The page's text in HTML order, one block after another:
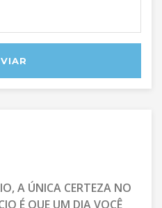
A ÚNICA CERTEZA NO
É QUE UM DIA VOCÊ